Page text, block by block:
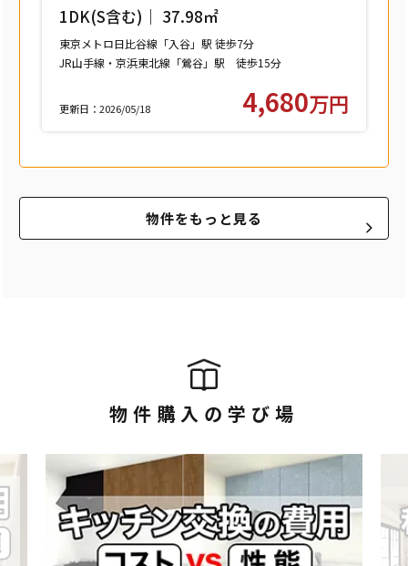
1DK(S含む)｜ 37.98㎡
東京メトロ日比谷線「入谷」駅 徒歩7分
JR山手線・京浜東北線「鶯谷」駅 徒歩15分
更新日：2026/05/18 4,680万円
物件をもっと見る
物件購入の学び場